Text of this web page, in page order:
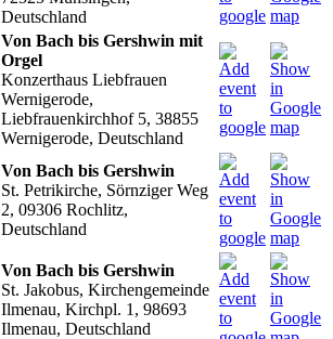
Deutschland
Von Bach bis Gershwin mit
Orgel
Konzerthaus Liebfrauen
Wernigerode,
Liebfrauenkirchhof 5, 38855
Wernigerode, Deutschland
Von Bach bis Gershwin
St. Petrikirche, Sörnziger Weg
2, 09306 Rochlitz,
Deutschland
Von Bach bis Gershwin
St. Jakobus, Kirchengemeinde
Ilmenau, Kirchpl. 1, 98693
Ilmenau, Deutschland